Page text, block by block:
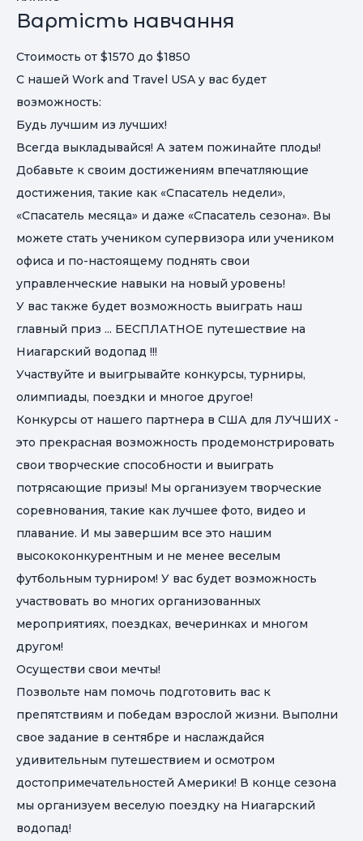
Вартість навчання
Стоимость от $1570 до $1850
С нашей Work and Travel USA у вас будет
возможность:
Будь лучшим из лучших!
Всегда выкладывайся! А затем пожинайте плоды!
Добавьте к своим достижениям впечатляющие
достижения, такие как «Спасатель недели»,
«Спасатель месяца» и даже «Спасатель сезона». Вы
можете стать учеником супервизора или учеником
офиса и по-настоящему поднять свои
управленческие навыки на новый уровень!
У вас также будет возможность выиграть наш
главный приз ... БЕСПЛАТНОЕ путешествие на
Ниагарский водопад !!!
Участвуйте и выигрывайте конкурсы, турниры,
олимпиады, поездки и многое другое!
Конкурсы от нашего партнера в США для ЛУЧШИХ -
это прекрасная возможность продемонстрировать
свои творческие способности и выиграть
потрясающие призы! Мы организуем творческие
соревнования, такие как лучшее фото, видео и
плавание. И мы завершим все это нашим
высококонкурентным и не менее веселым
футбольным турниром! У вас будет возможность
участвовать во многих организованных
мероприятиях, поездках, вечеринках и многом
другом!
Осуществи свои мечты!
Позвольте нам помочь подготовить вас к
препятствиям и победам взрослой жизни. Выполни
свое задание в сентябре и наслаждайся
удивительным путешествием и осмотром
достопримечательностей Америки! В конце сезона
мы организуем веселую поездку на Ниагарский
водопад!